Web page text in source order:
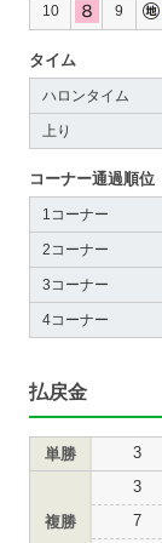
10 9
タイム
ハロンタイム
上り
コーナー通過順位
1コーナー
2コーナー
3コーナー
4コーナー
払戻金
単勝 3
複勝
3
7